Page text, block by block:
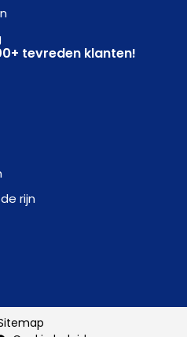
tevreden klanten!
rijn